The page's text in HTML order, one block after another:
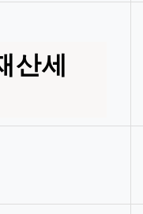
산세